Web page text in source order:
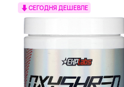
СЕГОДНЯ ДЕШЕВЛЕ